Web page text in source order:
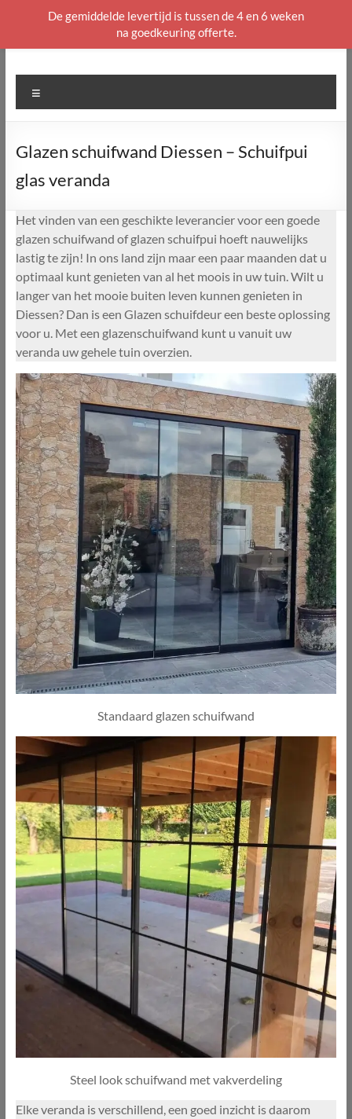
naar
Glazen schuifwand Diessen – Schuifpui
glas veranda
Het vinden van een geschikte leverancier voor een goede
glazen schuifwand of glazen schuifpui hoeft nauwelijks
lastig te zijn! In ons land zijn maar een paar maanden dat u
optimaal kunt genieten van al het moois in uw tuin. Wilt u
langer van het mooie buiten leven kunnen genieten in
Diessen? Dan is een Glazen schuifdeur een beste oplossing
voor u. Met een glazenschuifwand kunt u vanuit uw
veranda uw gehele tuin overzien.
Standaard glazen schuifwand
Steel look schuifwand met vakverdeling
Elke veranda is verschillend, een goed inzicht is daarom
De gemiddelde levertijd is tussen de 4 en 6 weken
na goedkeuring offerte.